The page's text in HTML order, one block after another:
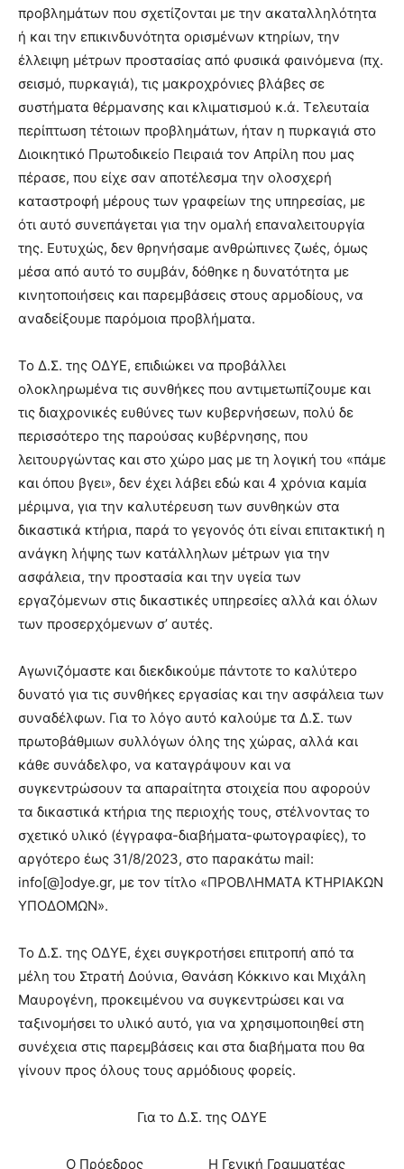
προβλημάτων που σχετίζονται με την ακαταλληλότητα
ή και την επικινδυνότητα ορισμένων κτηρίων, την
έλλειψη μέτρων προστασίας από φυσικά φαινόμενα (πχ.
σεισμό, πυρκαγιά), τις μακροχρόνιες βλάβες σε
συστήματα θέρμανσης και κλιματισμού κ.ά. Τελευταία
περίπτωση τέτοιων προβλημάτων, ήταν η πυρκαγιά στο
Διοικητικό Πρωτοδικείο Πειραιά τον Απρίλη που μας
πέρασε, που είχε σαν αποτέλεσμα την ολοσχερή
καταστροφή μέρους των γραφείων της υπηρεσίας, με
ότι αυτό συνεπάγεται για την ομαλή επαναλειτουργία
της. Ευτυχώς, δεν θρηνήσαμε ανθρώπινες ζωές, όμως
μέσα από αυτό το συμβάν, δόθηκε η δυνατότητα με
κινητοποιήσεις και παρεμβάσεις στους αρμοδίους, να
αναδείξουμε παρόμοια προβλήματα.
Το Δ.Σ. της ΟΔΥΕ, επιδιώκει να προβάλλει
ολοκληρωμένα τις συνθήκες που αντιμετωπίζουμε και
τις διαχρονικές ευθύνες των κυβερνήσεων, πολύ δε
περισσότερο της παρούσας κυβέρνησης, που
λειτουργώντας και στο χώρο μας με τη λογική του «πάμε
και όπου βγει», δεν έχει λάβει εδώ και 4 χρόνια καμία
μέριμνα, για την καλυτέρευση των συνθηκών στα
δικαστικά κτήρια, παρά το γεγονός ότι είναι επιτακτική η
ανάγκη λήψης των κατάλληλων μέτρων για την
ασφάλεια, την προστασία και την υγεία των
εργαζόμενων στις δικαστικές υπηρεσίες αλλά και όλων
των προσερχόμενων σ’ αυτές.
Αγωνιζόμαστε και διεκδικούμε πάντοτε το καλύτερο
δυνατό για τις συνθήκες εργασίας και την ασφάλεια των
συναδέλφων. Για το λόγο αυτό καλούμε τα Δ.Σ. των
πρωτοβάθμιων συλλόγων όλης της χώρας, αλλά και
κάθε συνάδελφο, να καταγράψουν και να
συγκεντρώσουν τα απαραίτητα στοιχεία που αφορούν
τα δικαστικά κτήρια της περιοχής τους, στέλνοντας το
σχετικό υλικό (έγγραφα-διαβήματα-φωτογραφίες), το
αργότερο έως 31/8/2023, στο παρακάτω mail:
info[@]odye.gr, με τον τίτλο «ΠΡΟΒΛΗΜΑΤΑ ΚΤΗΡΙΑΚΩΝ
ΥΠΟΔΟΜΩΝ».
Το Δ.Σ. της ΟΔΥΕ, έχει συγκροτήσει επιτροπή από τα
μέλη του Στρατή Δούνια, Θανάση Κόκκινο και Μιχάλη
Μαυρογένη, προκειμένου να συγκεντρώσει και να
ταξινομήσει το υλικό αυτό, για να χρησιμοποιηθεί στη
συνέχεια στις παρεμβάσεις και στα διαβήματα που θα
γίνουν προς όλους τους αρμόδιους φορείς.
Για το Δ.Σ. της ΟΔΥΕ
Ο Πρόεδρος Η Γενική Γραμματέας